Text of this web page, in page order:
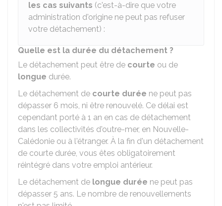
les cas suivants (c'est-à-dire que votre
administration d'origine ne peut pas refuser
votre détachement) :
Quelle est la durée du détachement ?
Le détachement peut être de courte ou de
longue durée.
Le détachement de courte durée ne peut pas
dépasser 6 mois, ni être renouvelé. Ce délai est
cependant porté à 1 an en cas de détachement
dans les collectivités d'outre-mer, en Nouvelle-
Calédonie ou à l'étranger. À la fin d'un détachement
de courte durée, vous êtes obligatoirement
réintégré dans votre emploi antérieur.
Le détachement de longue durée ne peut pas
dépasser 5 ans. Le nombre de renouvellements